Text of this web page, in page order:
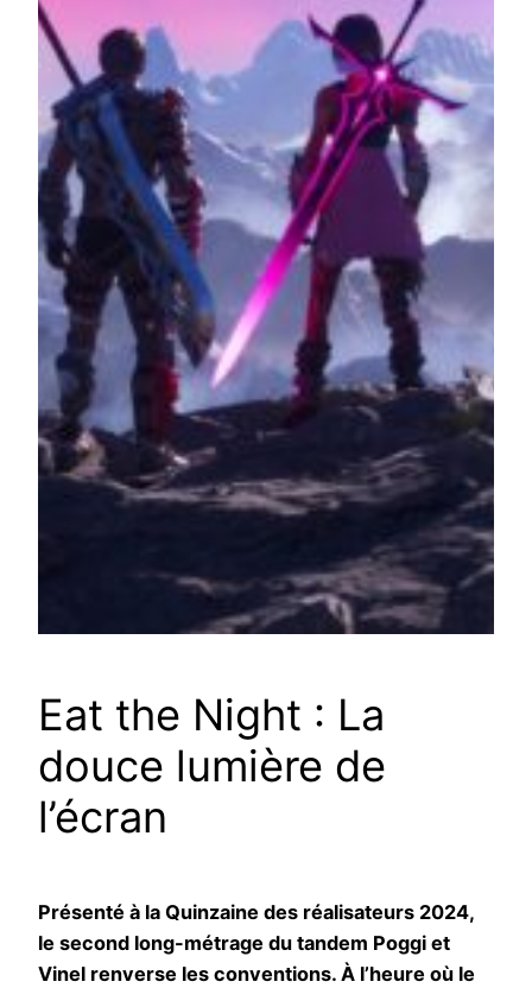
Eat the Night : La
douce lumière de
l’écran
Présenté à la Quinzaine des réalisateurs 2024,
le second long-métrage du tandem Poggi et
Vinel renverse les conventions. À l’heure où le